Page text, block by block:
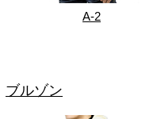
A-2
ブルゾン